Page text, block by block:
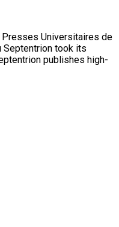
Presses Universitaires de
took its
publishes high-